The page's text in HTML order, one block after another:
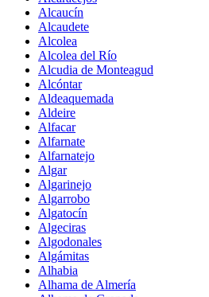
Alcaucín
Alcaudete
Alcolea
Alcolea del Río
Alcudia de Monteagud
Alcóntar
Aldeaquemada
Aldeire
Alfacar
Alfarnate
Alfarnatejo
Algar
Algarinejo
Algarrobo
Algatocín
Algeciras
Algodonales
Algámitas
Alhabia
Alhama de Almería